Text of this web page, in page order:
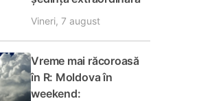
Vineri, 7 august
Vreme mai răcoroasă
în R: Moldova în
weekend: